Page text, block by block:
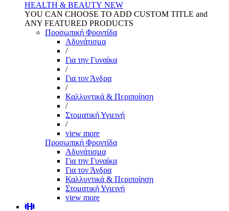
HEALTH & BEAUTY NEW
YOU CAN CHOOSE TO ADD CUSTOM TITLE and
ANY FEATURED PRODUCTS
Προσωπική Φροντίδα
Αδυνάτισμα
/
Για την Γυναίκα
/
Για τον Άνδρα
/
Καλλυντικά & Περιποίηση
/
Στοματική Υγιεινή
/
view more
Προσωπική Φροντίδα
Αδυνάτισμα
Για την Γυναίκα
Για τον Άνδρα
Καλλυντικά & Περιποίηση
Στοματική Υγιεινή
view more